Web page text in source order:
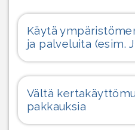
Käytä
ja palveluita (esim.
Vältä
pakkauksia